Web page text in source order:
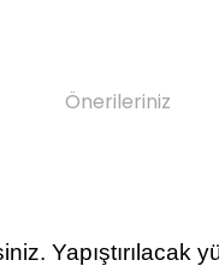
Önerileriniz
Yapıştırılacak